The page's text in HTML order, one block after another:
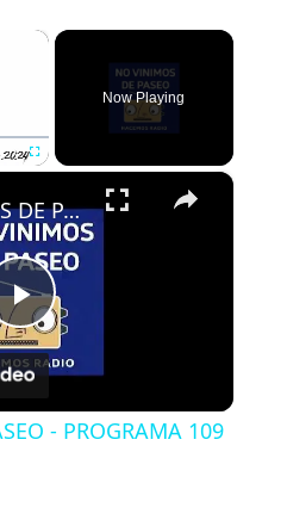
×
Now Playing
×
P
NO VINIMOS DE PASEO - PROGRAMA 109 - 01/08/2024
- PROGRAMA 109